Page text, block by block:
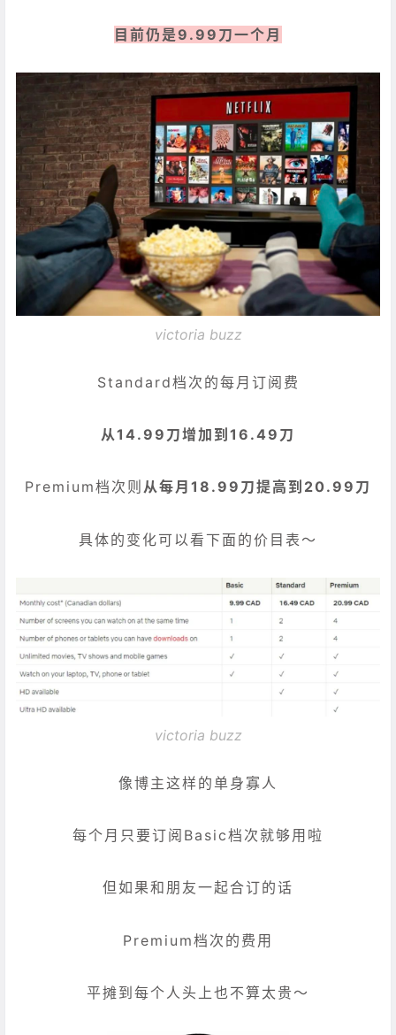
目前仍是9.99刀一个月
victoria buzz
Standard档次的每月订阅费
从14.99刀增加到16.49刀
Premium档次则 从每月18.99刀提高到20.99刀
具体的变化可以看下面的价目表～
victoria buzz
像博主这样的单身寡人
每个月只要订阅Basic档次就够用啦
但如果和朋友一起合订的话
Premium档次的费用
平摊到每个人头上也不算太贵～